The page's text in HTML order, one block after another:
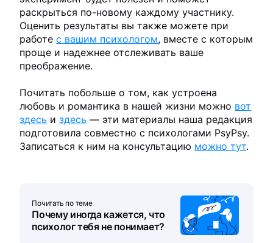
раскрыться по-новому каждому участнику.
Оценить результаты вы также можете при
работес вашим психологом, вместе с которым
проще и надежнее отслеживать ваше
преображение.
Почитать побольше о том, как устроена
любовь и романтика в нашей жизни можно вот
здесь издесь — эти материалы наша редакция
подготовила совместно с психологами PsyPsy.
Записаться к ним на консультацию можно тут.
Почитать по теме
Почему иногда кажется, что
психолог тебя не понимает?